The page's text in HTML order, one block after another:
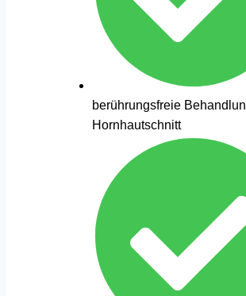
berührungsfreie
Hornhautschnitt